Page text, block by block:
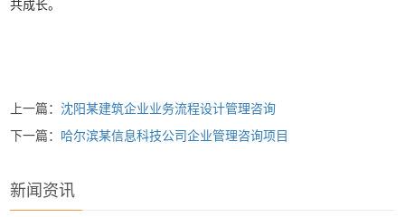
共成长。
上一篇：沈阳某建筑企业业务流程设计管理咨询
下一篇： 哈尔滨某信息科技公司企业管理咨询项目
新闻资讯